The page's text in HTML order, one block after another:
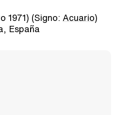
1971) (Signo: Acuario)
España